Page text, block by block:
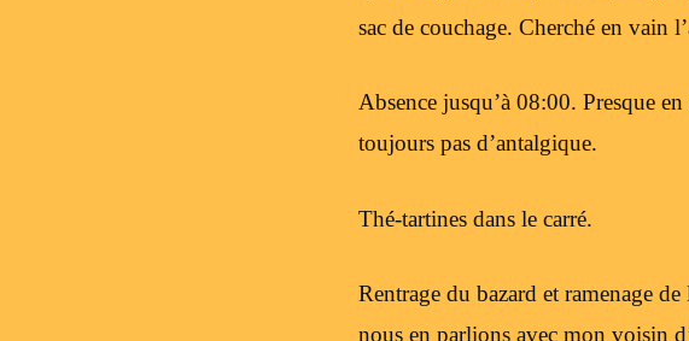
sac de couchage. Cherché en vain
Absence jusqu’à 08:00. Presque
toujours pas d’antalgique.
Thé-tartines dans le carré.
Rentrage du bazard et ramenage
nous en parlions avec mon voisin